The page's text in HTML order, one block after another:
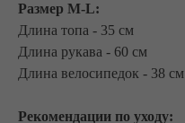
Размер M-L:
Длина топа - 35 см
Длина рукава - 60 см
Длина велосипедок - 38 см
Рекомендации по уходу: